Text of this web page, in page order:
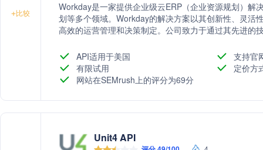
+比较
Workday是一家提供企业级云ERP（企业资源规划）解
划等多个领域。Workday的解决方案以其创新性、灵活
高效的运营管理和决策制定。公司致力于通过其先进的
API适用于美国
支持官
有限试用
定价方
网站在SEMrush上的评分为69分
Unit4 API